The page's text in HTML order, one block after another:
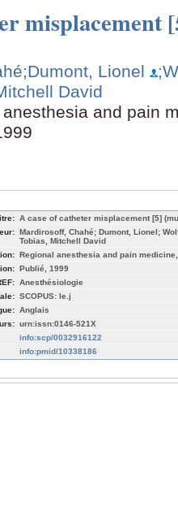
;Dumont, Lionel
David
and pain
A case of catheter misplacement [5]
Mardirosoff, Chahé; Dumont, Lionel;
Tobias, Mitchell David
Regional anesthesia and pain
Publié, 1999
Anesthésiologie
SCOPUS: le.j
Anglais
urn:issn:0146-521X
info:scp/0032916122
info:pmid/10338186